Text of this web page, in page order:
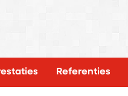
Referenties